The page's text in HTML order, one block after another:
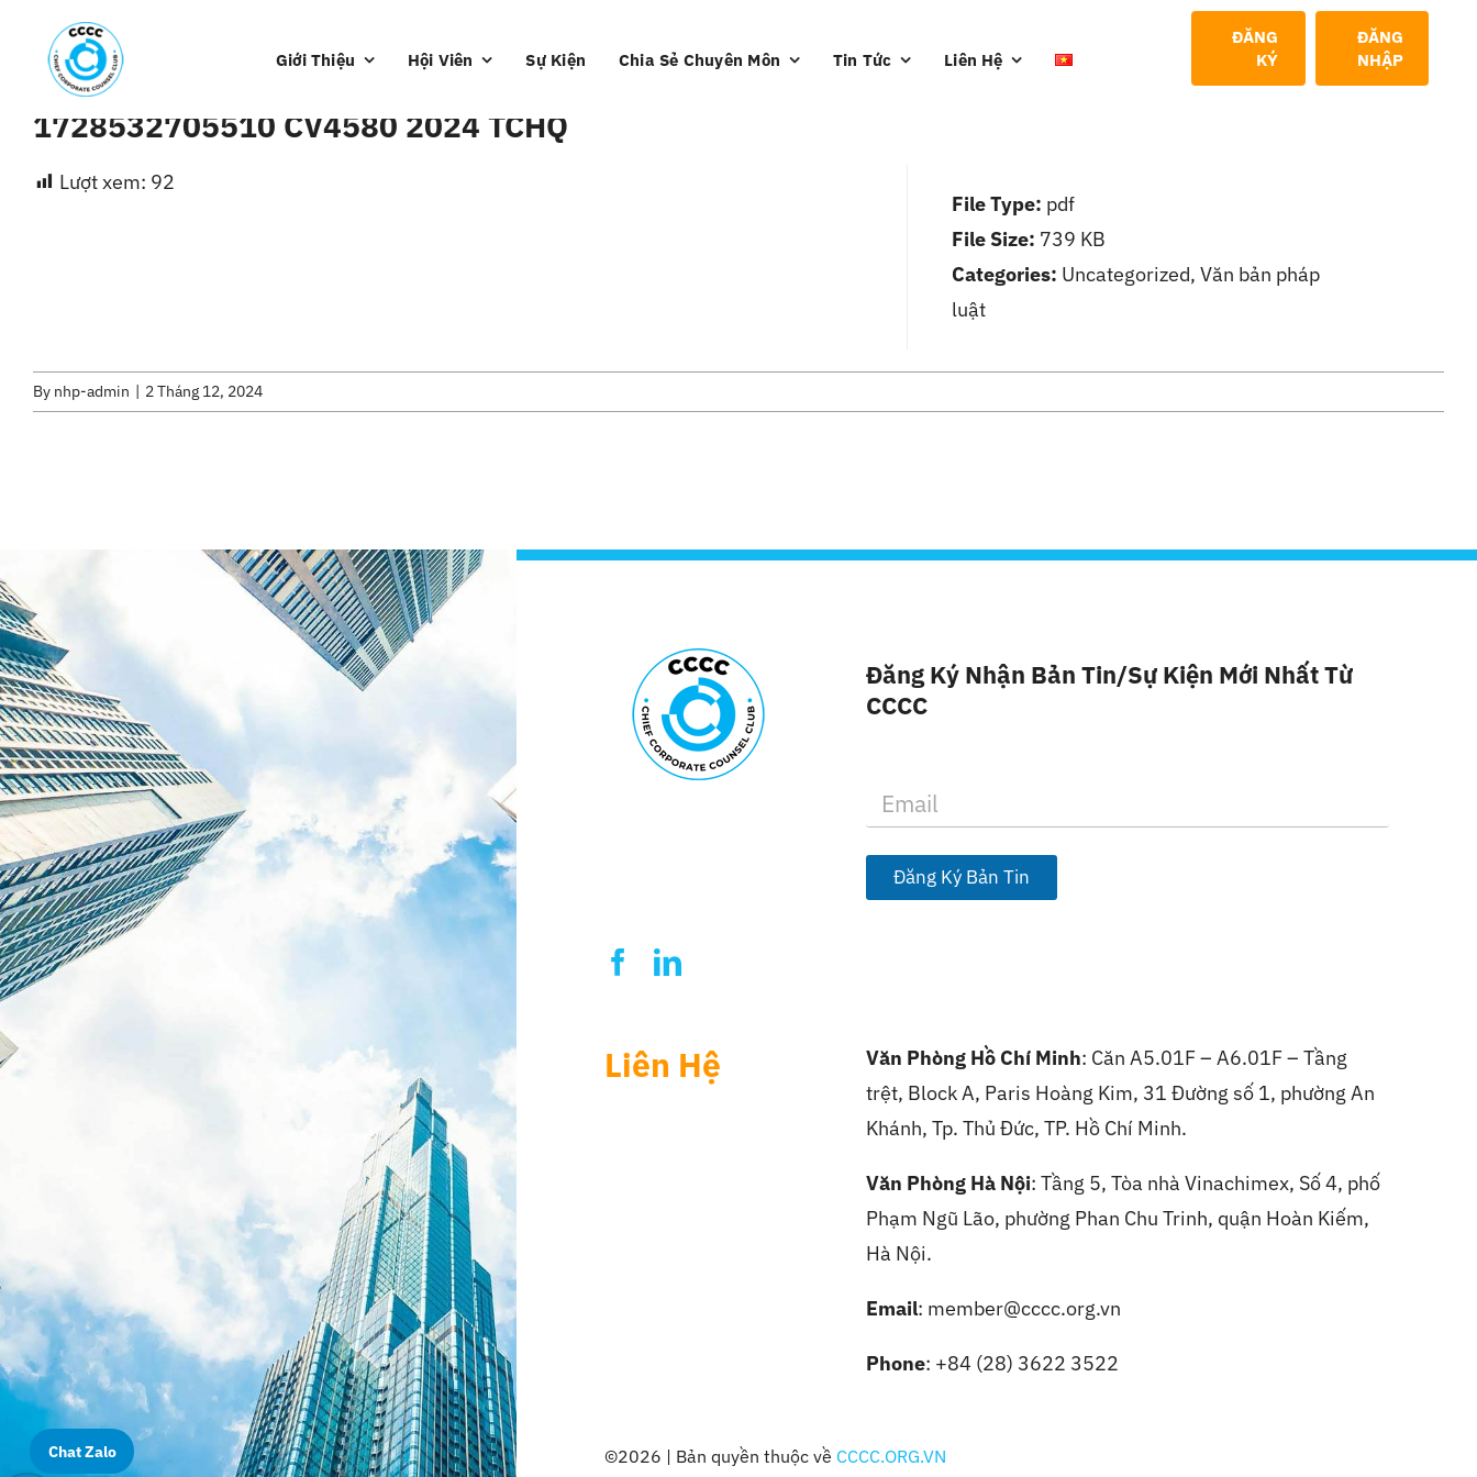
content
Giới Thiệu Hội Viên Sự Kiện Chia Sẻ Chuyên Môn Tin Tức Liên Hệ
ĐĂNG
KÝ
ĐĂNG
NHẬP
1728532705510 CV4580 2024 TCHQ
Lượt xem: 92
File Type: pdf
File Size: 739 KB
Categories: Uncategorized, Văn bản pháp
luật
By nhp-admin | 2 Tháng 12, 2024
Đăng Ký Nhận Bản Tin/sự Kiện Mới Nhất Từ
CCCC
a
i
*
Đăng Ký Bản Tin
Liên Hệ Văn Phòng Hồ Chí Minh: Căn A5.01F – A6.01F – Tầng
trệt, Block A, Paris Hoàng Kim, 31 Đường số 1, phường An
Khánh, Tp. Thủ Đức, TP. Hồ Chí Minh.
Văn Phòng Hà Nội:Tầng 5, Tòa nhà Vinachimex, Số 4, phố
Phạm Ngũ Lão, phường Phan Chu Trinh, quận Hoàn Kiếm,
Hà Nội.
Email: member@cccc.org.vn
Phone: +84 (28) 3622 3522
©2026 | Bản quyền thuộc về CCCC.ORG.VN
Chat Zalo